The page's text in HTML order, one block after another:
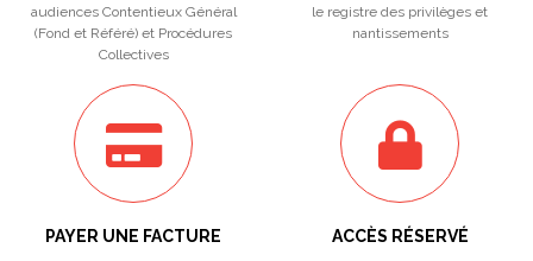
audiences Contentieux Général
(Fond et Référé) et Procédures
Collectives
le registre des privilèges et
nantissements
PAYER UNE FACTURE ACCÈS RÉSERVÉ